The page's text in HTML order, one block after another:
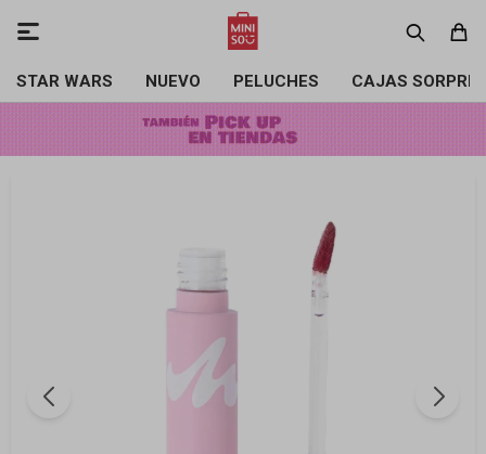
STAR WARS NUEVO PELUCHES CAJAS
